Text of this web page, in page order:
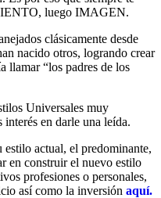
luego IMAGEN.
clásicamente desde
nacido otros, logrando crear
llamar “los padres de los
Universales muy
interés en darle una leída.
estilo actual, el predominante,
en construir el nuevo estilo
profesiones o personales,
así como la inversión aquí.